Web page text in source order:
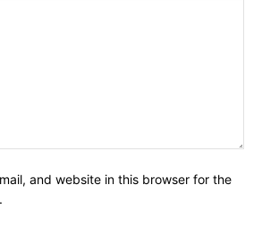
and website in this browser for the